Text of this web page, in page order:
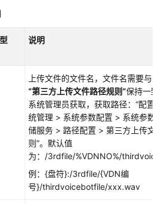
说明
上传文件的文件名，文件名需要与
“第三方上传文件路径规则”保持一致
系统管理员获取，获取路径： “配置
统管理 > 系统参数配置 > 系统参数
储服务 > 路径配置 > 第三方上传文
则”。默认值
为：/3rdfile/%VDNNO%/
例：{盘符}:/3rdfile/{VDN编
号}/thirdvoicebotfile/xxx.wav